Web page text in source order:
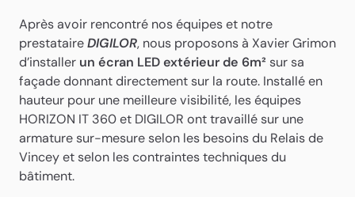
Après avoir rencontré nos équipes et notre
prestataireDIGILOR, nous proposons à Xavier Grimon
d’installer un écran LED extérieur de 6m² sur sa
façade donnant directement sur la route. Installé en
hauteur pour une meilleure visibilité, les équipes
HORIZON IT 360 et DIGILOR ont travaillé sur une
armature sur-mesure selon les besoins du Relais de
Vincey et selon les contraintes techniques du
bâtiment.